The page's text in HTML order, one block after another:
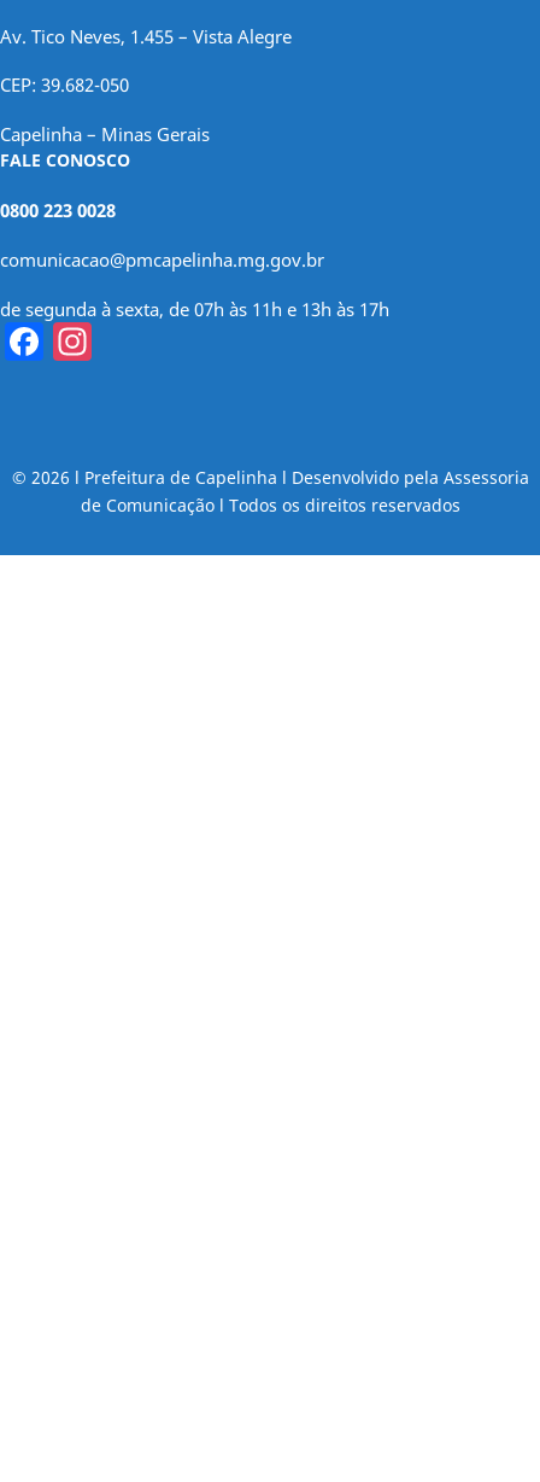
Av. Tico Neves, 1.455 – Vista Alegre
CEP: 39.682-050
Capelinha – Minas Gerais
FALE CONOSCO
0800 223 0028
comunicacao@pmcapelinha.mg.gov.br
de segunda à sexta, de 07h às 11h e 13h às 17h
Facebook
© 2026 l Prefeitura de Capelinha l Desenvolvido pela Assessoria
de Comunicação l Todos os direitos reservados